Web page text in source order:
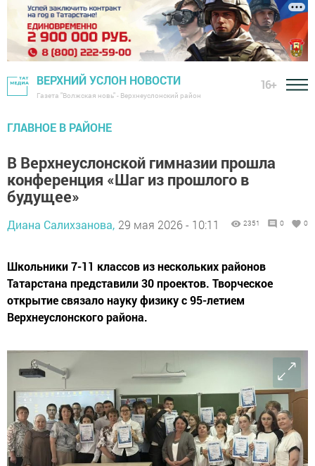
ВЕРХНИЙ УСЛОН НОВОСТИ
Газета "Волжская новь" - Верхнеуслонский район
16+
ГЛАВНОЕ В РАЙОНЕ
В Верхнеуслонской гимназии прошла
конференция «Шаг из прошлого в
будущее»
Диана Салихзанова, 29 мая 2026 - 10:11 2351 0 0
Школьники 7-11 классов из нескольких районов
Татарстана представили 30 проектов. Творческое
открытие связало науку физику с 95-летием
Верхнеуслонского района.